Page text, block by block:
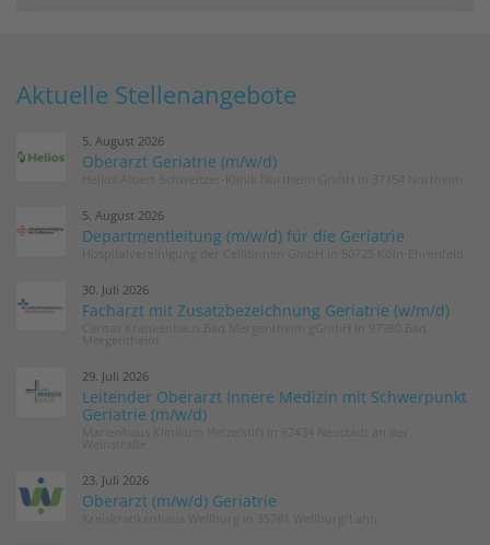
Aktuelle Stellenangebote
5. August 2026
Oberarzt Geriatrie (m/w/d)
5. August 2026
Departmentleitung (m/w/d) für die Geriatrie
30. Juli 2026
Facharzt mit Zusatzbezeichnung Geriatrie (w/m/d)
29. Juli 2026
Leitender Oberarzt Innere Medizin mit Schwerpunkt
Geriatrie (m/w/d)
23. Juli 2026
Oberarzt (m/w/d) Geriatrie